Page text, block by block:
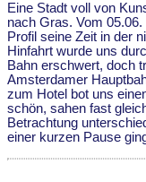
Eine Stadt voll von
nach Gras. Vom
Profil seine Zeit in der
Hinfahrt wurde uns
Bahn erschwert, doch
Amsterdamer
zum Hotel bot uns
schön, sahen fast
Betrachtung
einer kurzen Pause